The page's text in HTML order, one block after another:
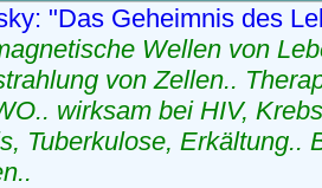
"Das Geheimnis des
Wellen von
von Zellen..
wirksam bei HIV,
Tuberkulose, Erkältung..